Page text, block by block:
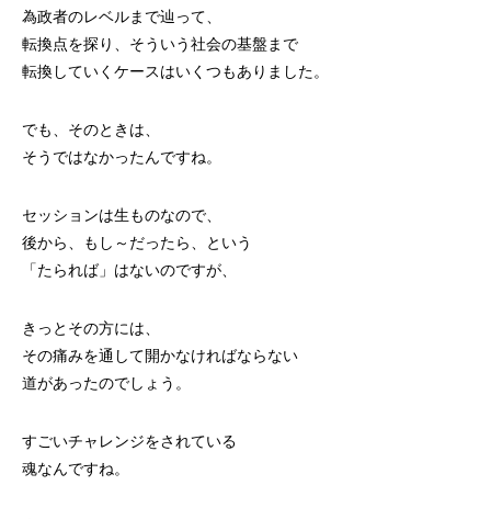
為政者のレベルまで辿って、
転換点を探り、そういう社会の基盤まで
転換していくケースはいくつもありました。
でも、そのときは、
そうではなかったんですね。
セッションは生ものなので、
後から、もし～だったら、という
「たられば」はないのですが、
きっとその方には、
その痛みを通して開かなければならない
道があったのでしょう。
すごいチャレンジをされている
魂なんですね。